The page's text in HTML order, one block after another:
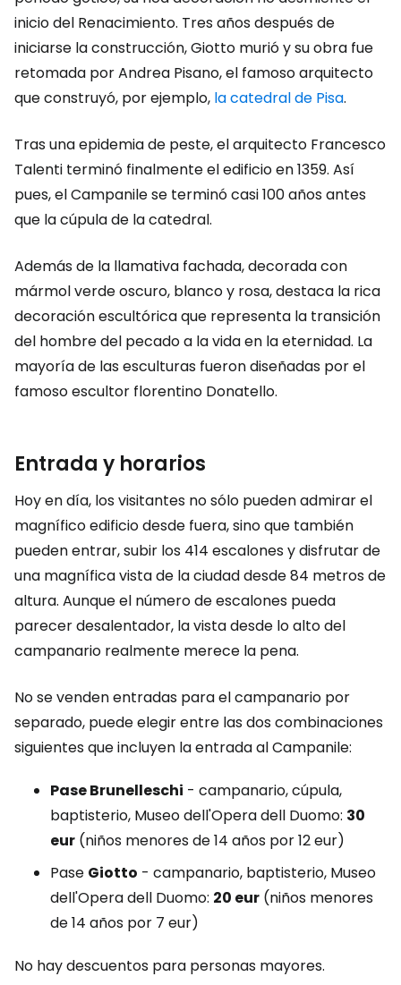
inicio del Renacimiento. Tres años después de
iniciarse la construcción, Giotto murió y su obra fue
retomada por Andrea Pisano, el famoso arquitecto
que construyó, por ejemplo, la catedral de Pisa.
Tras una epidemia de peste, el arquitecto Francesco
Talenti terminó finalmente el edificio en 1359. Así
pues, el Campanile se terminó casi 100 años antes
que la cúpula de la catedral.
Además de la llamativa fachada, decorada con
mármol verde oscuro, blanco y rosa, destaca la rica
decoración escultórica que representa la transición
del hombre del pecado a la vida en la eternidad. La
mayoría de las esculturas fueron diseñadas por el
famoso escultor florentino Donatello.
Entrada y horarios
Hoy en día, los visitantes no sólo pueden admirar el
magnífico edificio desde fuera, sino que también
pueden entrar, subir los 414 escalones y disfrutar de
una magnífica vista de la ciudad desde 84 metros de
altura. Aunque el número de escalones pueda
parecer desalentador, la vista desde lo alto del
campanario realmente merece la pena.
No se venden entradas para el campanario por
separado, puede elegir entre las dos combinaciones
siguientes que incluyen la entrada al Campanile:
Pase Brunelleschi - campanario, cúpula,
baptisterio, Museo dell'Opera dell Duomo: 30
eur (niños menores de 14 años por 12 eur)
Pase Giotto - campanario, baptisterio, Museo
dell'Opera dell Duomo: 20 eur (niños menores
de 14 años por 7 eur)
No hay descuentos para personas mayores.